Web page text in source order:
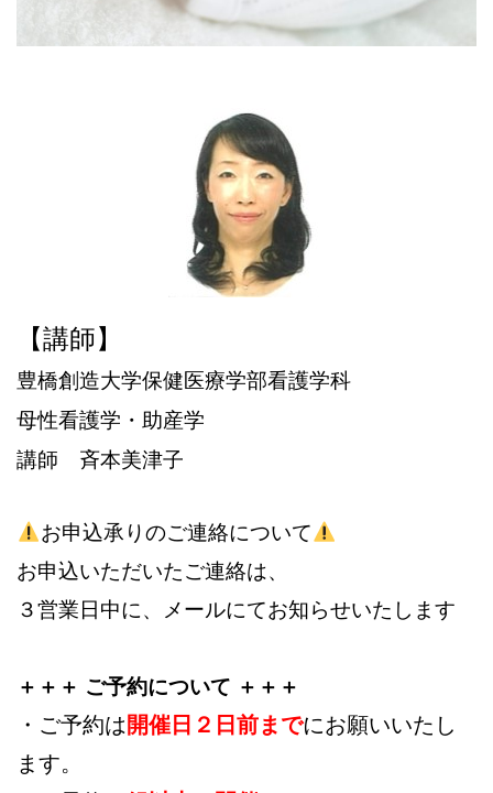
【講師】
豊橋創造大学保健医療学部看護学科
母性看護学・助産学
講師 斉本美津子
お申込承りのご連絡について
お申込いただいたご連絡は、
３営業日中に、メールにてお知らせいたします
＋＋＋ ご予約について ＋＋＋
・ご予約は 開催日２日前までにお願いいたし
ます。